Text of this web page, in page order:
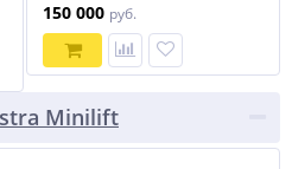
150 000 руб.
Minilift